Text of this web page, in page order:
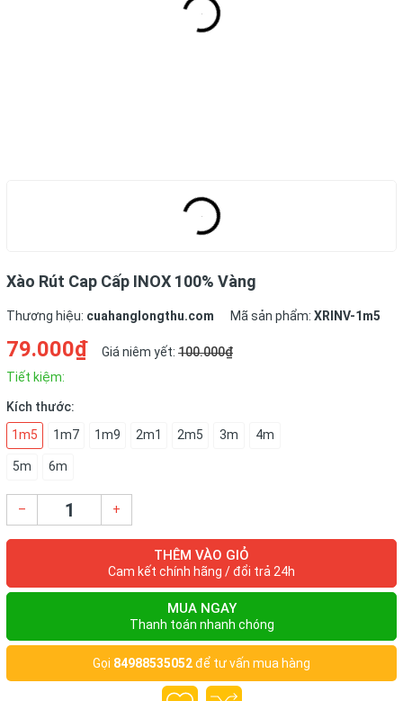
Xào Rút Cap Cấp INOX 100% Vàng
Thương hiệu: cuahanglongthu.com Mã sản phẩm: XRINV-1m5
79.000₫ Giá niêm yết: 100.000₫
Tiết kiệm:
Kích thước:
1m5
1m7 1m9 2m1 2m5 3m 4m
5m 6m
– +
THÊM VÀO GIỎ
Cam kết chính hãng / đổi trả 24h
MUA NGAY
Thanh toán nhanh chóng
Gọi 84988535052để tư vấn mua hàng